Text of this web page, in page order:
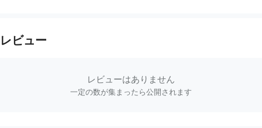
レビュー
レビューはありません
一定の数が集まったら公開されます